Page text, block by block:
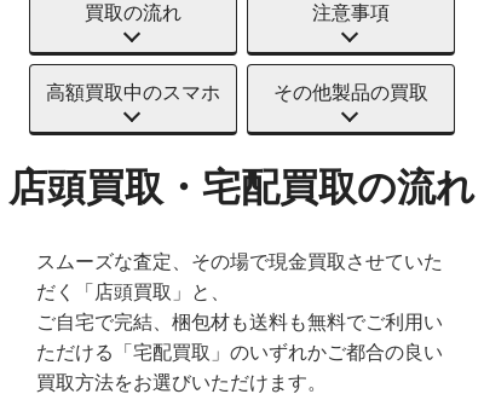
買取の流れ 注意事項
高額買取中のスマホ その他製品の買取
店頭買取・宅配買取の流れ
スムーズな査定、その場で現金買取させていた
だく「店頭買取」と、
ご自宅で完結、梱包材も送料も無料でご利用い
ただける「宅配買取」のいずれかご都合の良い
買取方法をお選びいただけます。